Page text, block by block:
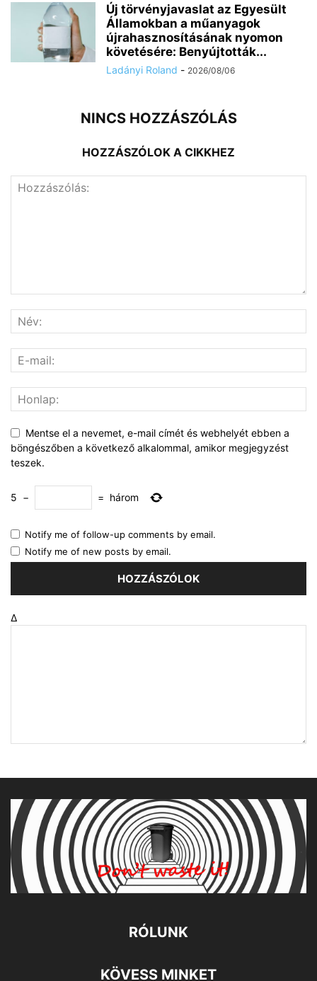
Új törvényjavaslat az Egyesült
Államokban a műanyagok
újrahasznosításának nyomon
követésére: Benyújtották...
Ladányi Roland - 2026/08/06
NINCS HOZZÁSZÓLÁS
HOZZÁSZÓLOK A CIKKHEZ
Mentse el a nevemet, e-mail címét és webhelyét ebben a
böngészőben a következő alkalommal, amikor megjegyzést
teszek.
5 − = három
Notify me of follow-up comments by email.
Notify me of new posts by email.
Δ
RÓLUNK
KÖVESS MINKET